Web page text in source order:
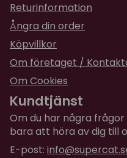
Returinformation
Ångra din order
Köpvillkor
Om företaget /
Om Cookies
Kundtjänst
Om du har några
bara att höra av dig till
E-post: